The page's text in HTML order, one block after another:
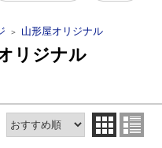
＞ 山形屋オリジナル
リジナル